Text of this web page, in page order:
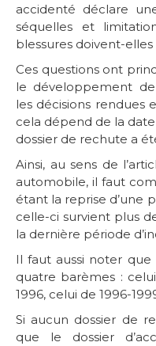
accidenté déclare
séquelles et
blessures doivent-
Ces questions ont
le développement de
les décisions rendues
cela dépend de la
dossier de rechute a
Ainsi, au sens de
automobile, il faut
étant la reprise d’une
celle-ci survient plus
la dernière période
Il faut aussi noter que
quatre barèmes :
1996, celui de 1996-
Si aucun dossier de
que le dossier